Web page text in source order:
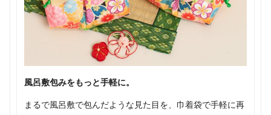
風呂敷包みをもっと手軽に。
まるで風呂敷で包んだような見た目を、巾着袋で手軽に再